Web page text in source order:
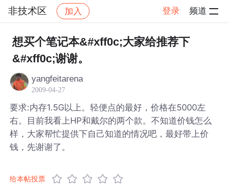
非技术区 加入 登录 频道
社区 非技术区 帖子详情
想买个笔记本&#xff0c;大家给推荐下
&#xff0c;谢谢。
yangfeitarena
2009-04-27
要求:内存1.5G以上。轻便点的最好，价格在5000左
右。目前我看上HP和戴尔的两个款。不知道价钱怎么
样，大家帮忙提供下自己知道的情况吧，最好带上价
钱，先谢谢了。
给本帖投票